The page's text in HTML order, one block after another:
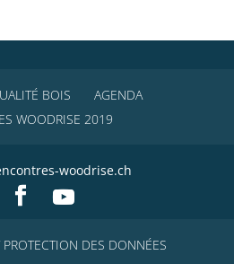
BOIS
AGENDA
WOODRISE 2019
woodrise.ch
DES DONNÉES